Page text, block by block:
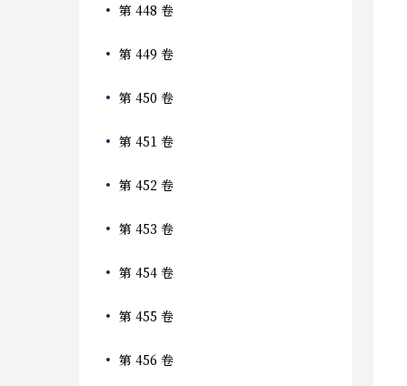
第 448 卷
第 449 卷
第 450 卷
第 451 卷
第 452 卷
第 453 卷
第 454 卷
第 455 卷
第 456 卷